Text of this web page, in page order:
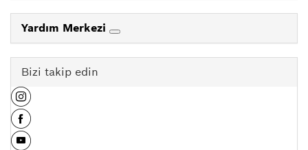
Yardım Merkezi
Bizi takip edin